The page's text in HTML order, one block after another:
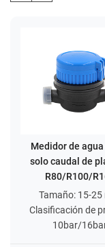
Medidor de agua
solo caudal de
R80/R100/
Tamaño: 15-25
Clasificación de
10bar/16bar